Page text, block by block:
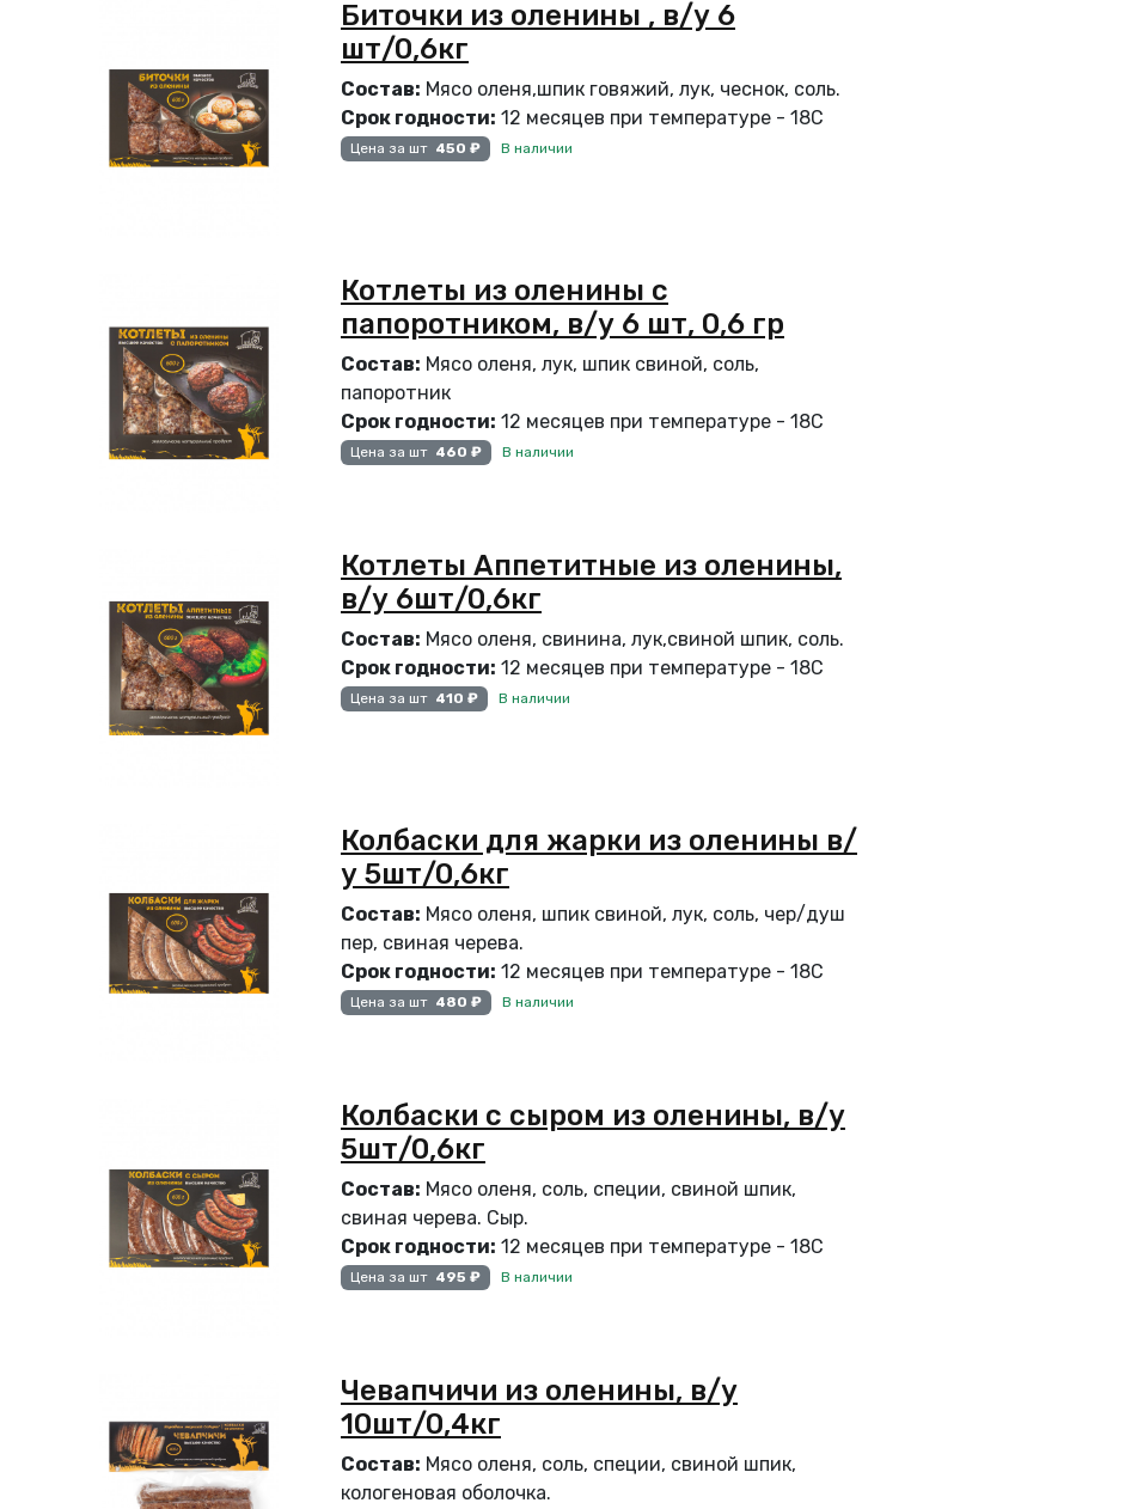
Биточки из оленины , в/у 6
шт/0,6кг
Состав: Мясо оленя,шпик говяжий, лук, чеснок, соль.
Срок годности: 12 месяцев при температуре - 18С
Цена за шт 450 ₽ В наличии
Котлеты из оленины с
папоротником, в/у 6 шт, 0,6 гр
Состав: Мясо оленя, лук, шпик свиной, соль,
папоротник
Срок годности: 12 месяцев при температуре - 18С
Цена за шт 460 ₽ В наличии
Котлеты Аппетитные из оленины,
в/у 6шт/0,6кг
Состав: Мясо оленя, свинина, лук,свиной шпик, соль.
Срок годности: 12 месяцев при температуре - 18С
Цена за шт 410 ₽ В наличии
Колбаски для жарки из оленины в/
у 5шт/0,6кг
Состав: Мясо оленя, шпик свиной, лук, соль, чер/душ
пер, свиная черева.
Срок годности: 12 месяцев при температуре - 18С
Цена за шт 480 ₽ В наличии
Колбаски с сыром из оленины, в/у
5шт/0,6кг
Состав: Мясо оленя, соль, специи, свиной шпик,
свиная черева. Сыр.
Срок годности: 12 месяцев при температуре - 18С
Цена за шт 495 ₽ В наличии
Чевапчичи из оленины, в/у
10шт/0,4кг
Состав: Мясо оленя, соль, специи, свиной шпик,
кологеновая оболочка.